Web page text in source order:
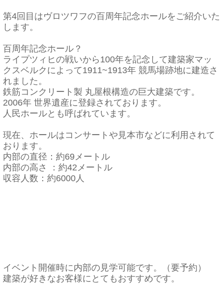
第4回目はヴロツワフの百周年記念ホールをご紹介いた
します。
百周年記念ホール？
ライプツィヒの戦いから100年を記念して建築家マッ
クスベルクによって1911~1913年 競馬場跡地に建造さ
れました。
鉄筋コンクリート製 丸屋根構造の巨大建築です。
2006年 世界遺産に登録されております。
人民ホールとも呼ばれています。
現在、ホールはコンサートや見本市などに利用されて
おります。
内部の直径：約69メートル
内部の高さ ：約42メートル
収容人数：約6000人
イベント開催時に内部の見学可能です。（要予約）
建築が好きなお客様にとてもおすすめです。